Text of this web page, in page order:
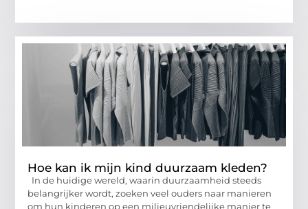
Hoe kan ik mijn kind duurzaam kleden?
In de huidige wereld, waarin duurzaamheid steeds
belangrijker wordt, zoeken veel ouders naar manieren
om hun kinderen op een milieuvriendelijke manier te